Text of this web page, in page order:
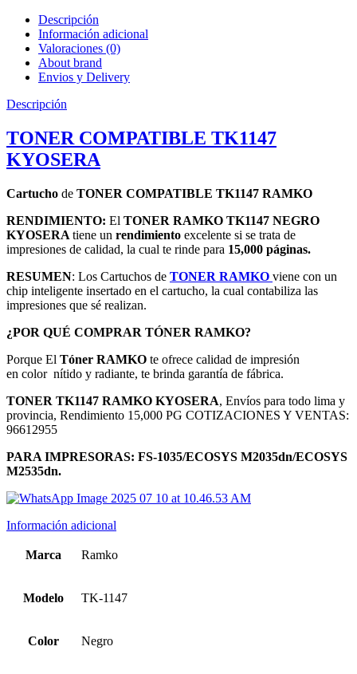
Descripción
Información adicional
Valoraciones (0)
About brand
Envios y Delivery
Descripción
TONER COMPATIBLE TK1147
KYOSERA
Cartucho de TONER COMPATIBLE TK1147 RAMKO
RENDIMIENTO: El TONER RAMKO TK1147 NEGRO
KYOSERA tiene un rendimiento excelente si se trata de
impresiones de calidad, la cual te rinde para 15,000 páginas.
RESUMEN: Los Cartuchos de TONER RAMKO viene con un
chip inteligente insertado en el cartucho, la cual contabiliza las
impresiones que sé realizan.
¿POR QUÉ COMPRAR TÓNER RAMKO?
Porque El Tóner RAMKO te ofrece calidad de impresión
en color nítido y radiante, te brinda garantía de fábrica.
TONER TK1147 RAMKO KYOSERA, Envíos para todo lima y
provincia, Rendimiento 15,000 PG COTIZACIONES Y VENTAS:
96612955
PARA IMPRESORAS: FS-1035/ECOSYS M2035dn/ECOSYS
M2535dn.
Información adicional
Marca Ramko
Modelo TK-1147
Color Negro